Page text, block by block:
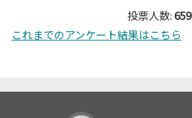
投票人数:659
これまでのアンケート結果はこちら